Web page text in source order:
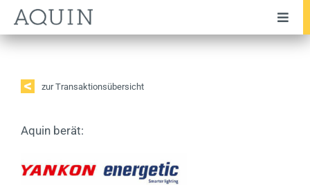
Zum
Inhalt
springen
Unternehmen
Team
Transaktionen
zur Transaktionsübersicht
Aquin berät: